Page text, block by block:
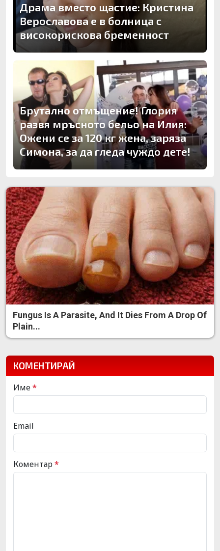
Драма вместо щастие: Кристина
Верославова е в болница с
високорискова бременност
Брутално отмъщение! Глория
развя мръсното бельо на Илия:
Ожени се за 120 кг жена, заряза
Симона, за да гледа чуждо дете!
Fungus Is A Parasite, And It Dies From A Drop Of
Plain...
КОМЕНТИРАЙ
Име*
Email
Коментар*